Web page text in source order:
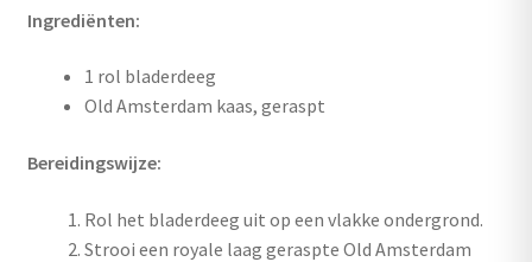
Ingrediënten:
1 rol bladerdeeg
Old Amsterdam kaas, geraspt
Bereidingswijze:
Rol het bladerdeeg uit op een vlakke ondergrond.
Strooi een royale laag geraspte Old Amsterdam